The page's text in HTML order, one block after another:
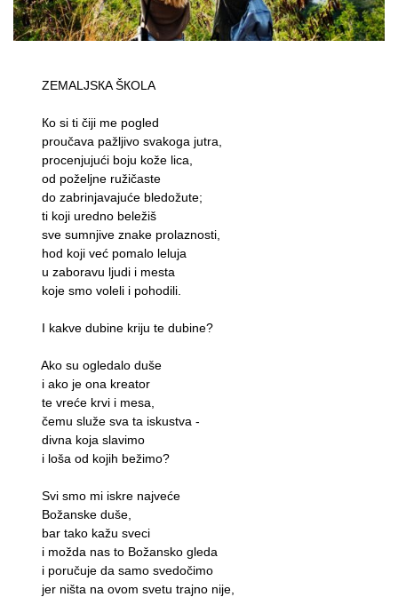
ZEMALJSКA ŠКOLA
Кo si ti čiji me pogled
proučava pažljivo svakoga jutra,
procenjujući boju kože lica,
od poželjne ružičaste
do zabrinjavajuće bledožute;
ti koji uredno beležiš
sve sumnjive znake prolaznosti,
hod koji već pomalo leluja
u zaboravu ljudi i mesta
koje smo voleli i pohodili.
I kakve dubine kriju te dubine?
Ako su ogledalo duše
i ako je ona kreator
te vreće krvi i mesa,
čemu služe sva ta iskustva -
divna koja slavimo
i loša od kojih bežimo?
Svi smo mi iskre najveće
Božanske duše,
bar tako kažu sveci
i možda nas to Božansko gleda
i poručuje da samo svedočimo
jer ništa na ovom svetu trajno nije,